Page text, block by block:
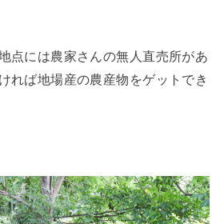
点には農家さんの無人直売所があ
れば地場産の農産物をゲットでき